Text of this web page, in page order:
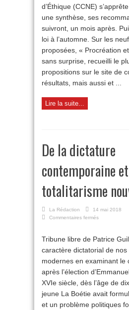
mesure
d’Éthique (CCNE)
une synthèse, ses
suivront, un mois après.
loi à l’automne. Sur les
proposées, « Procréation
sans surprise, recueilli le
propositions sur le site de
résultats, mais aussi et ...
Lire la suite...
De la dictature
contemporaine
totalitarisme
La Rédaction
14 mai 2018
Commentaires fermés
dictature
du
totalitarisme
nouveau
Tribune libre de Patrice
caractère dictatorial de
modernes en examinant le
après l’élection
XVIe siècle, dès l’âge de
jeune La Boétie avait
et un problème politiques